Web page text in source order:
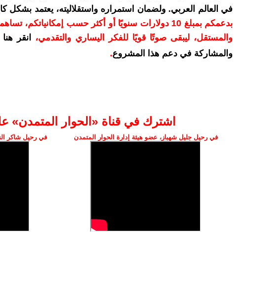
في العالم العربي. ولضمان استمراره واستقلاليته، يعتمد
بدعمكم بمبلغ 10 دولارات سنويًا أو أكثر حسب
والمستقل، ليبقى صوتًا قويًا للفكر اليساري والتقدمي،
انقر
والمشاركة في دعم هذا المشروع.
اشترك في قناة ‫«الحوار المتمدن»
في رحيل جليل شهباز، عضو هيئة إدارة الحوار المتمدن في رحيل شاكر